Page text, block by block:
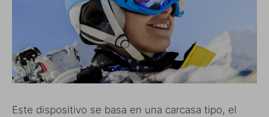
Este dispositivo se basa en una carcasa tipo, el